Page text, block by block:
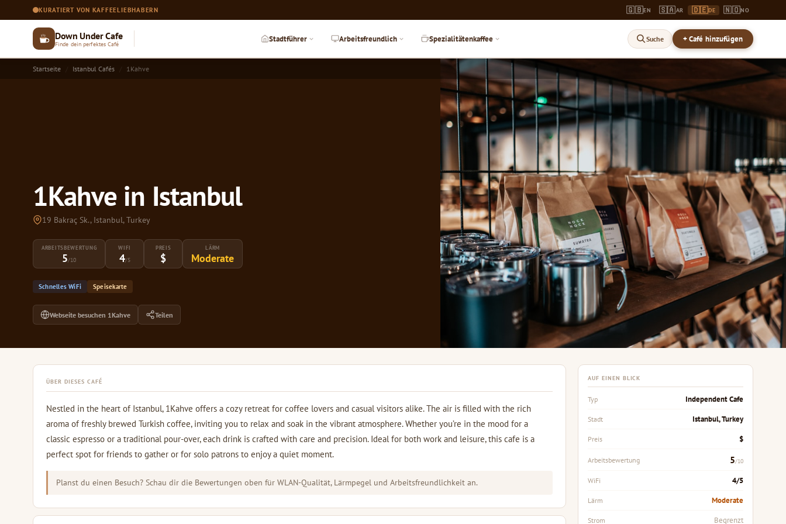
KURATIERT VON KAFFEELIEBHABERN 🇬🇧EN 🇸🇦AR 🇩🇪DE 🇳🇴NO
Down Under Cafe
Finde dein perfektes Café Stadtführer Arbeitsfreundlich Spezialitätenkaffee Suche + Café hinzufügen
Startseite Istanbul Cafés 1Kahve
1Kahve in Istanbul
19 Bakraç Sk., Istanbul, Turkey
ARBEITSBEWERTUNG
5/10
WIFI
4/5
PREIS
$
LÄRM
Moderate
Schnelles WiFi Speisekarte
Webseite besuchen 1Kahve Teilen
ÜBER DIESES CAFÉ
Nestled in the heart of Istanbul, 1Kahve offers a cozy retreat for coffee lovers and casual visitors alike. The air is filled with the rich
aroma of freshly brewed Turkish coffee, inviting you to relax and soak in the vibrant atmosphere. Whether you’re in the mood for a
classic espresso or a traditional pour-over, each drink is crafted with care and precision. Ideal for both work and leisure, this cafe is a
perfect spot for friends to gather or for solo patrons to enjoy a quiet moment.
Planst du einen Besuch? Schau dir die Bewertungen oben für WLAN-Qualität, Lärmpegel und Arbeitsfreundlichkeit an.
AUF EINEN BLICK
Typ Independent Cafe
Stadt Istanbul, Turkey
Preis $
Arbeitsbewertung 5/10
WiFi 4/5
Lärm Moderate
Strom Begrenzt